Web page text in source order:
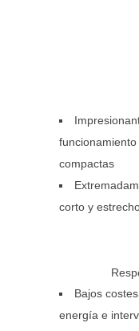
compactas
corto y
Bajos
energía e